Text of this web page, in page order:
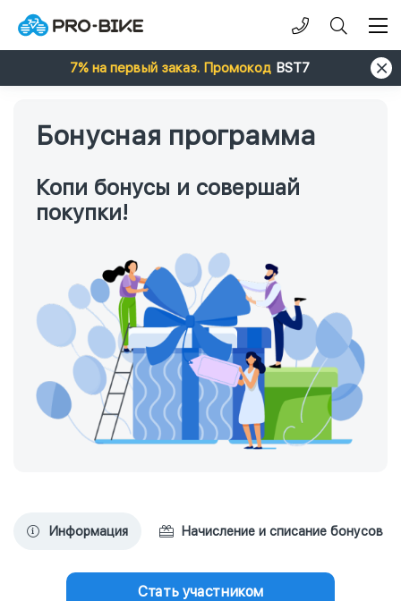
7% на первый заказ. Промокод BST7
Бонусная программа
Копи бонусы и совершай
покупки!
Информация Начисление и списание бонусов
Стать участником